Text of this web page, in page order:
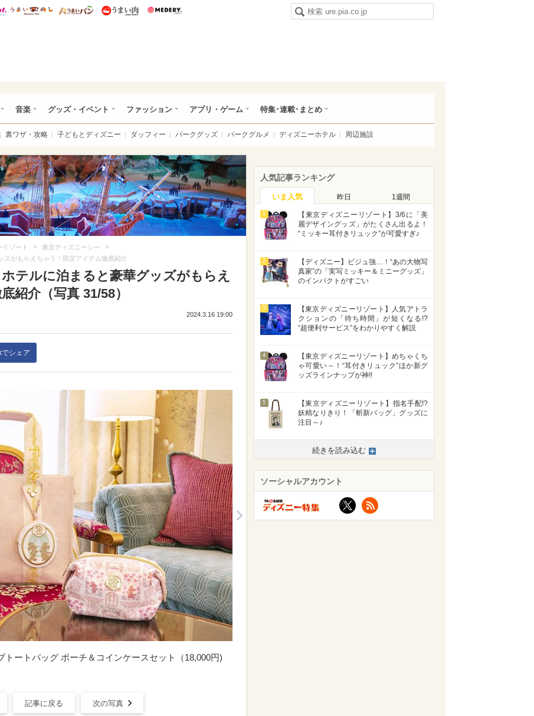
総研 ディズニー特集
mimot. うまいめし うまいパン うまい肉
音楽 グッズ・イベント ファッション アプリ・ゲーム 特集･連載･まとめ
裏ワザ・攻略 子どもとディズニー ダッフィー パークグッズ パークグルメ ディズニーホテル 周辺施設
ゾート > 東京ディズニーシー >
ズがもらえちゃう！限定アイテム徹底紹介
テルに泊まると豪華グッズがもらえ
紹介（写真 31/58）
2024.3.16 19:00
シェア
>
ートバッグ ポーチ＆コインケースセット（18,000円)
記事に戻る 次の写真
人気記事ランキング
いま人気 昨日 1週間
1
【東京ディズニーリゾート】3/6に「美
麗デザイングッズ」がたくさん出るよ！
“ミッキー耳付きリュック”が可愛すぎ♪
2
【ディズニー】ビジュ強…！“あの大物写
真家”の「実写ミッキー＆ミニーグッズ」
のインパクトがすごい
3
【東京ディズニーリゾート】人気アトラ
クションの「待ち時間」が短くなる!?
“超便利サービス”をわかりやすく解説
4
【東京ディズニーリゾート】めちゃくち
ゃ可愛い～！“耳付きリュック”ほか新グ
ッズラインナップが神!!
5
【東京ディズニーリゾート】指名手配!?
妖精なりきり！「斬新バッグ」グッズに
注目～♪
続きを読み込む
ソーシャルアカウント
X